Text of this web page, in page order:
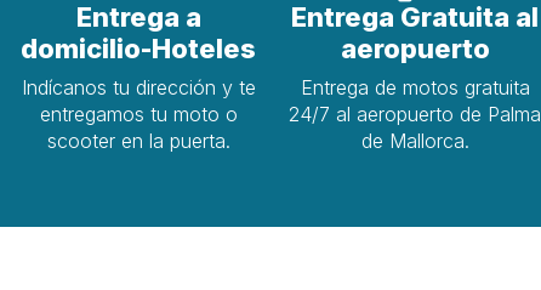
Entrega a
domicilio-Hoteles
Indícanos tu dirección y te
entregamos tu moto o
scooter en la puerta.
Entrega Gratuita al
aeropuerto
Entrega de motos gratuita
24/7 al aeropuerto de Palma
de Mallorca.